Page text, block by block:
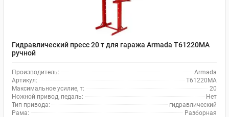
Гидравлический пресс 20 т для гаража Armada T61220MA
ручной
Производитель:
Armada
Артикул:
T61220MA
Максимальное усилие, т:
20
Ножной привод, педаль:
Нет
Тип привода:
гидравлический
Рама:
Разборная